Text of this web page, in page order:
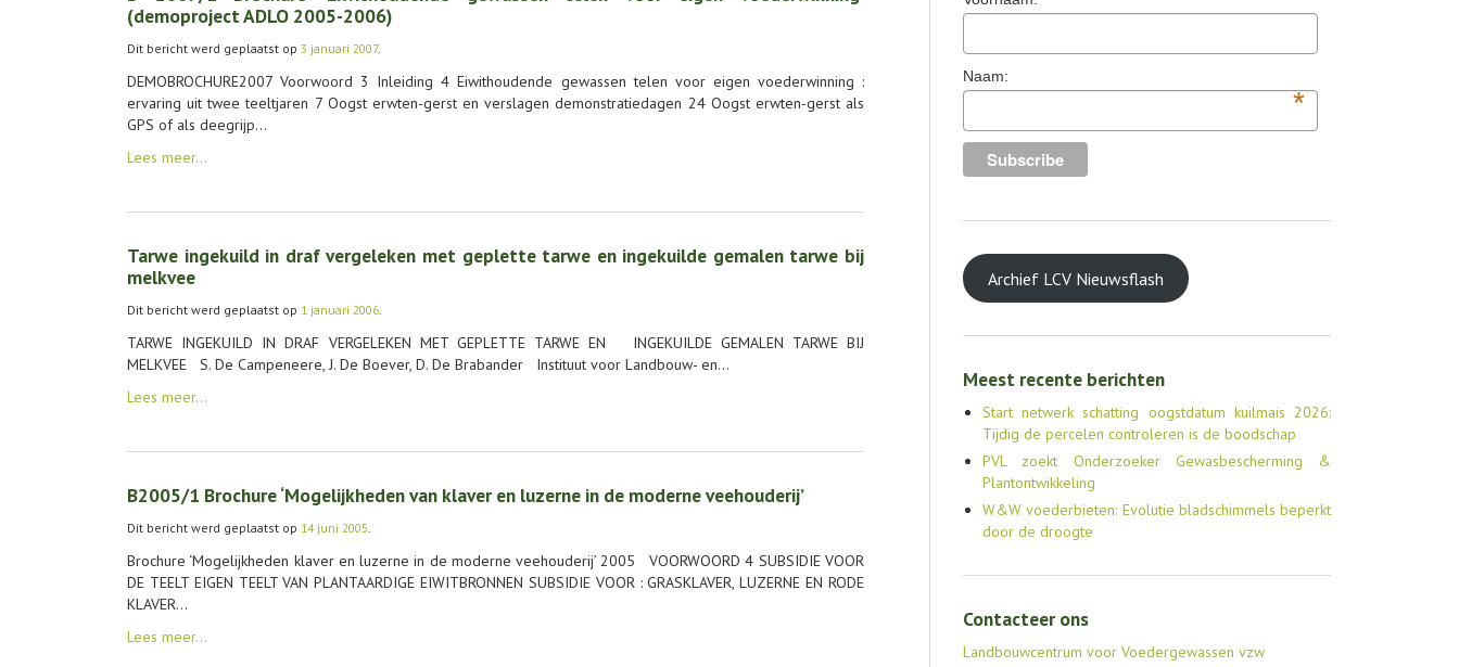
(demoproject ADLO 2005-2006)
Dit bericht werd geplaatst op 3 januari 2007.
DEMOBROCHURE2007 Voorwoord 3 Inleiding 4 Eiwithoudende gewassen telen voor eigen voederwinning :
ervaring uit twee teeltjaren 7 Oogst erwten-gerst en verslagen demonstratiedagen 24 Oogst erwten-gerst als
GPS of als deegrijp…
Lees meer…
Tarwe ingekuild in draf vergeleken met geplette tarwe en ingekuilde gemalen tarwe bij
melkvee
Dit bericht werd geplaatst op 1 januari 2006.
TARWE INGEKUILD IN DRAF VERGELEKEN MET GEPLETTE TARWE EN INGEKUILDE GEMALEN TARWE BIJ
MELKVEE S. De Campeneere, J. De Boever, D. De Brabander Instituut voor Landbouw- en…
Lees meer…
B2005/1 Brochure ‘Mogelijkheden van klaver en luzerne in de moderne veehouderij’
Dit bericht werd geplaatst op 14 juni 2005.
Brochure ‘Mogelijkheden klaver en luzerne in de moderne veehouderij’ 2005 VOORWOORD 4 SUBSIDIE VOOR
DE TEELT EIGEN TEELT VAN PLANTAARDIGE EIWITBRONNEN SUBSIDIE VOOR : GRASKLAVER, LUZERNE EN RODE
KLAVER…
Lees meer…
Naam:
*
Archief LCV Nieuwsflash
Meest recente berichten
Start netwerk schatting oogstdatum kuilmais 2026:
Tijdig de percelen controleren is de boodschap
PVL zoekt Onderzoeker Gewasbescherming &
Plantontwikkeling
W&W voederbieten: Evolutie bladschimmels beperkt
door de droogte
Contacteer ons
Landbouwcentrum voor Voedergewassen vzw